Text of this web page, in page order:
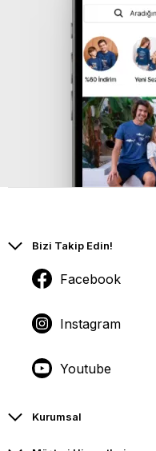
Bizi Takip Edin!
Facebook
Instagram
Youtube
Kurumsal